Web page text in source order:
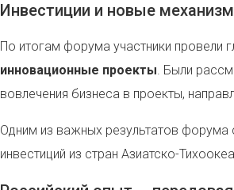
Инвестиции и новые
По итогам форума участники провели
инновационные проекты. Были
вовлечения бизнеса в проекты,
Одним из важных результатов форума
инвестиций из стран Азиатско-